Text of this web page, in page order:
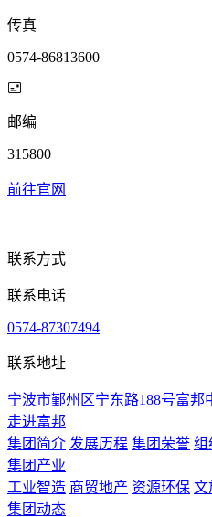
传真
0574-86813600
邮编
315800
前往官网
联系方式
联系电话
0574-87307494
联系地址
宁波市鄞州区宁东路188号富邦
走进富邦
集团简介 发展历程 集团荣誉 组
集团产业
工业智造 商贸地产 资源环保 文
集团动态